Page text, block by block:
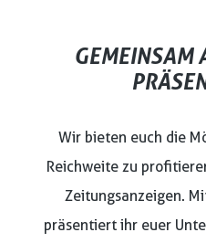
GEMEINSAM
Wir bieten euch die
Reichweite zu
Zeitungsanzeigen.
präsentiert ihr euer